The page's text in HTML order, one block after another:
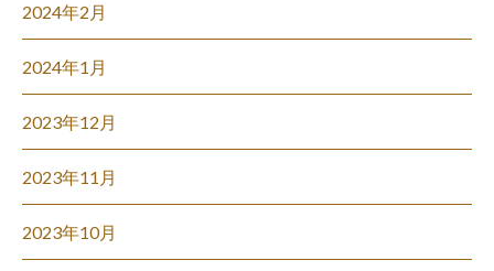
2024年2月
2024年1月
2023年12月
2023年11月
2023年10月